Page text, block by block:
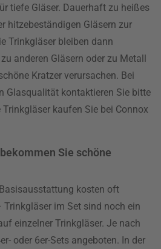
tiefe Gläser. Dauerhaft zu heißes
hitzebeständigen Gläsern zur
Trinkgläser bleiben dann
anderen Gläsern oder zu Metall
Kratzer verursachen. Bei
Glasqualität kontaktieren Sie bitte
kaufen Sie bei Connox
Sie schöne
kosten oft
Trinkgläser im Set sind noch ein
einzelner Trinkgläser. Je nach
oder 6er-Sets angeboten. In der